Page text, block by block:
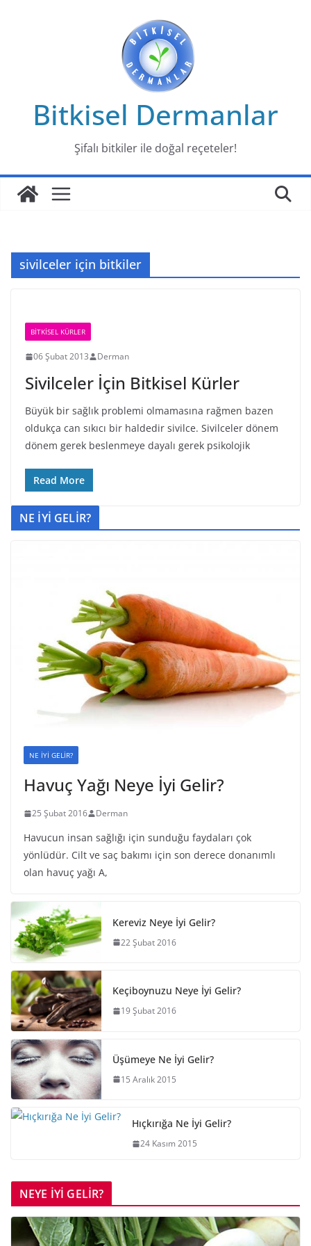
Bitkisel Dermanlar
Şifalı bitkiler ile doğal reçeteler!
sivilceler için bitkiler
BİTKİSEL KÜRLER
06 Şubat 2013 Derman
Sivilceler İçin Bitkisel Kürler
Büyük bir sağlık problemi olmamasına rağmen bazen
oldukça can sıkıcı bir haldedir sivilce. Sivilceler dönem
dönem gerek beslenmeye dayalı gerek psikolojik
Read More
NE İYİ GELİR?
NE İYİ GELİR?
Havuç Yağı Neye İyi Gelir?
25 Şubat 2016 Derman
Havucun insan sağlığı için sunduğu faydaları çok
yönlüdür. Cilt ve saç bakımı için son derece donanımlı
olan havuç yağı A,
Kereviz Neye İyi Gelir?
22 Şubat 2016
Keçiboynuzu Neye İyi Gelir?
19 Şubat 2016
Üşümeye Ne İyi Gelir?
15 Aralık 2015
Hıçkırığa Ne İyi Gelir?
24 Kasım 2015
NEYE İYİ GELİR?